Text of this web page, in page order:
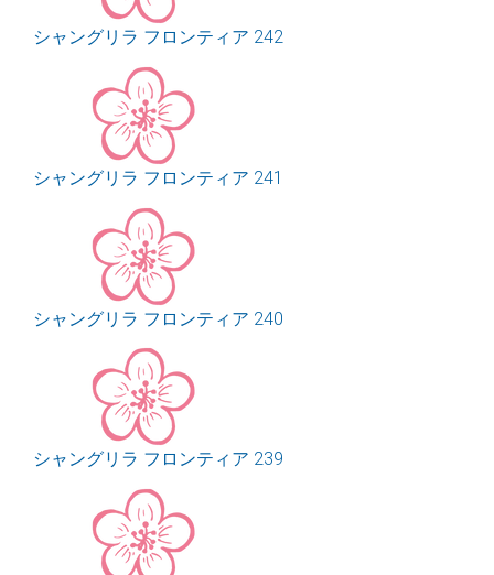
シャングリラ フロンティア 242
シャングリラ フロンティア 241
シャングリラ フロンティア 240
シャングリラ フロンティア 239